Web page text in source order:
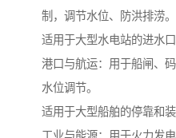
制，调节水位、防洪排涝。
适用于大型水电站的进水口
港口与航运：用于船闸、
水位调节。
适用于大型船舶的停靠和装